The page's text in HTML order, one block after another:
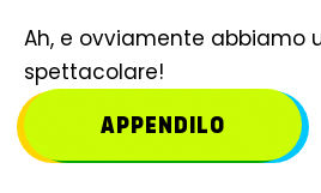
Ah, e ovviamente abbiamo
spettacolare!
APPENDILO